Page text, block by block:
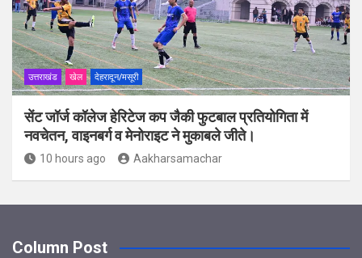
उत्तराखंड खेल देहरादून/मसूरी
सेंट जॉर्ज कॉलेज हेरिटेज कप जैकी फुटबाल प्रतियोगिता में
नवचेतन, वाइनबर्ग व मेनोराइट ने मुकाबले जीते।
10 hours ago Aakharsamachar
Column Post